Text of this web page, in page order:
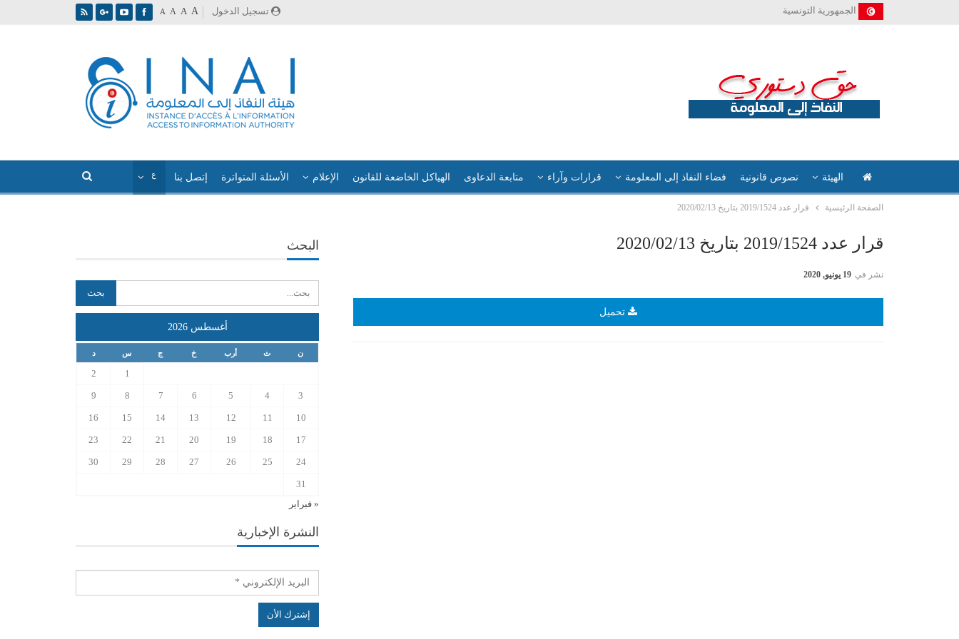
تسجيل الدخول A A A A الجمهورية التونسية
الهيئة نصوص قانونية فضاء النفاذ إلى المعلومة قرارات وآراء متابعة الدعاوى الهياكل الخاضعة للقانون الإعلام الأسئلة المتواترة إتصل بنا
الصفحة الرئيسية قرار عدد 2019/1524 بتاريخ 2020/02/13
قرار عدد 2019/1524 بتاريخ 2020/02/13
نشر في 19 يونيو, 2020
تحميل
البحث
أغسطس 2026
ن ث أرب خ ج س د
1
2
3
4
5
6
7
8
9
10
11
12
13
14
15
16
17
18
19
20
21
22
23
24
25
26
27
28
29
30
31
« فبراير
النشرة الإخبارية